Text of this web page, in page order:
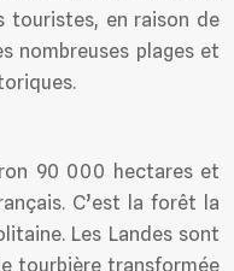
touristes, en raison de
nombreuses plages et
90 000 hectares et
C’est la forêt la
Les Landes sont
tourbière transformée